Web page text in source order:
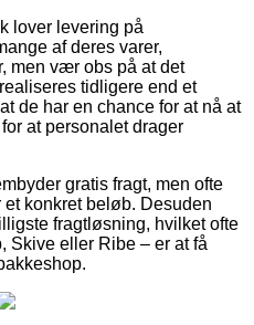
lover levering på
af deres varer,
men vær obs på at det
tidligere end et
de har en chance for at nå at
at personalet drager
gratis fragt, men ofte
konkret beløb. Desuden
fragtløsning, hvilket ofte
Skive eller Ribe – er at få